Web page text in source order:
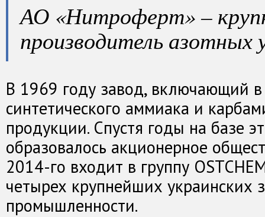
АО «Нитроферт» –
производитель азотных
В 1969 году завод, включающий в
синтетического аммиака и
продукции. Спустя годы на базе
образовалось акционерное
2014-го входит в группу
четырех крупнейших украинских
промышленности.